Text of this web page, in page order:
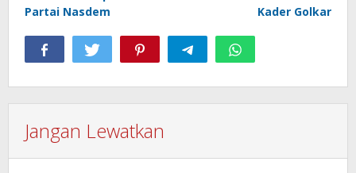
Partai Nasdem
Kader Golkar
Jangan Lewatkan